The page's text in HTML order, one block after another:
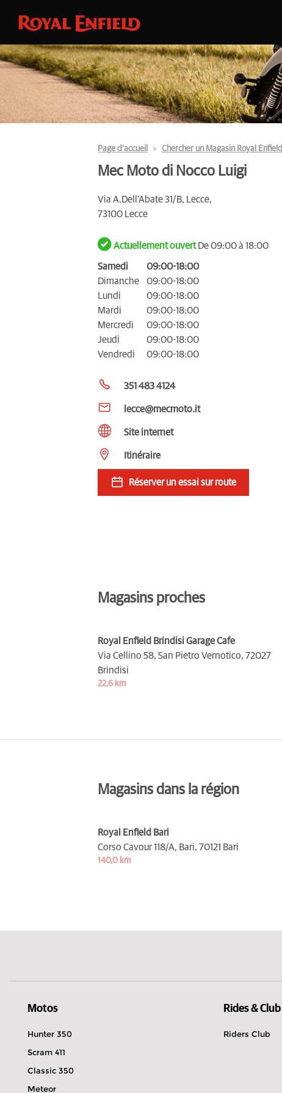
Page d’accueil Chercher un Magasin Royal Enfield
Mec Moto di Nocco Luigi
Via A.Dell’Abate 31/B, Lecce,
73100 Lecce
Actuellement ouvertDe 09:00 à 18:00
Samedi
09:00-18:00
Dimanche
09:00-18:00
Lundi
09:00-18:00
Mardi
09:00-18:00
Mercredi
09:00-18:00
Jeudi
09:00-18:00
Vendredi
09:00-18:00
351 483 4124
lecce@mecmoto.it
Site internet
Itinéraire
Réserver un essai sur route
Magasins proches
Royal Enfield Brindisi Garage Cafe
Via Cellino 58, San Pietro Vernotico, 72027
Brindisi
22,6 km
Magasins dans la région
Royal Enfield Bari
Corso Cavour 118/A, Bari, 70121 Bari
140,0 km
Motos
Hunter 350
Scram 411
Classic 350
Meteor
Rides & Club
Riders Club